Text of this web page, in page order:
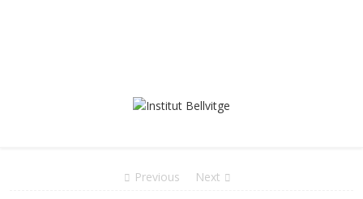
Previous Next